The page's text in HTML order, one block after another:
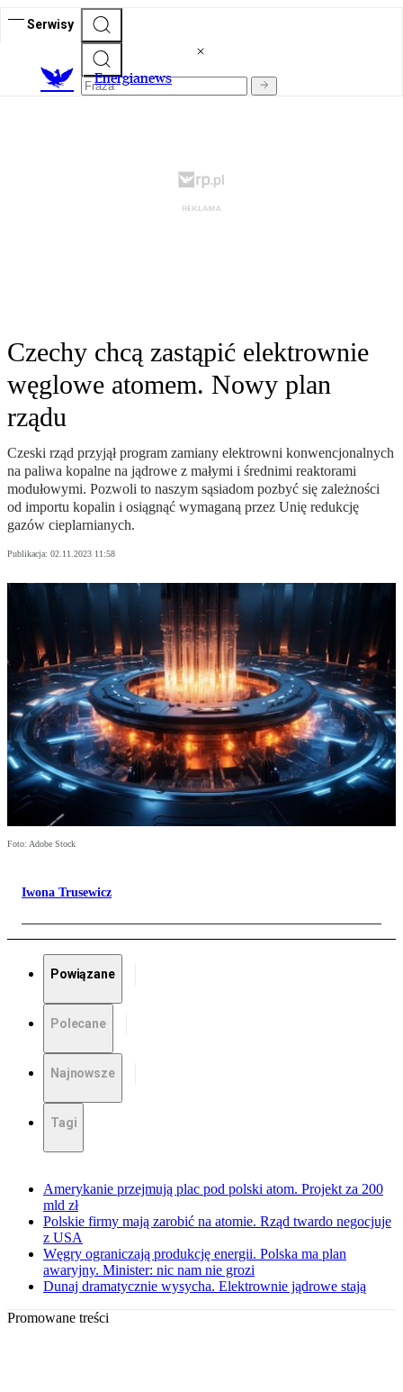
Serwisy
Energianews
Czechy chcą zastąpić elektrownie
węglowe atomem. Nowy plan
rządu
Czeski rząd przyjął program zamiany elektrowni konwencjonalnych
na paliwa kopalne na jądrowe z małymi i średnimi reaktorami
modułowymi. Pozwoli to naszym sąsiadom pozbyć się zależności
od importu kopalin i osiągnąć wymaganą przez Unię redukcję
gazów cieplarnianych.
Publikacja: 02.11.2023 11:58
Foto: Adobe Stock
Iwona Trusewicz
Powiązane
Polecane
Najnowsze
Tagi
Amerykanie przejmują plac pod polski atom. Projekt za 200
mld zł
Polskie firmy mają zarobić na atomie. Rząd twardo negocjuje
z USA
Węgry ograniczają produkcję energii. Polska ma plan
awaryjny. Minister: nic nam nie grozi
Dunaj dramatycznie wysycha. Elektrownie jądrowe stają
Promowane treści